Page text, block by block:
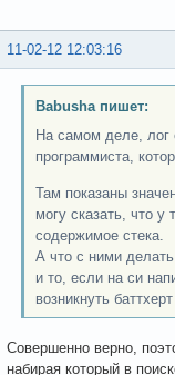
11-02-12 12:03:16
Babusha пишет:
На самом деле, лог
программиста,
Там показаны
могу сказать, что у
содержимое стека.
А что с ними делать
и то, если на си
возникнуть
Совершенно верно,
набирая который в